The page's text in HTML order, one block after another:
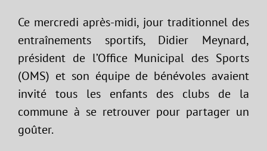
Ce mercredi après-midi, jour traditionnel des
entraînements sportifs, Didier Meynard,
président de l’Office Municipal des Sports
(OMS) et son équipe de bénévoles avaient
invité tous les enfants des clubs de la
commune à se retrouver pour partager un
goûter.